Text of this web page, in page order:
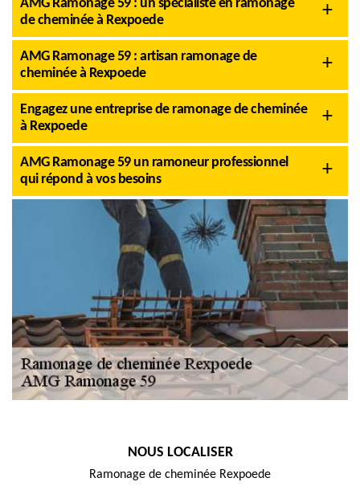
AMG Ramonage 59 : un spécialiste en ramonage
de cheminée à Rexpoede
AMG Ramonage 59 : artisan ramonage de
cheminée à Rexpoede
Engagez une entreprise de ramonage de cheminée
à Rexpoede
AMG Ramonage 59 un ramoneur professionnel
qui répond à vos besoins
NOUS LOCALISER
Ramonage de cheminée Rexpoede